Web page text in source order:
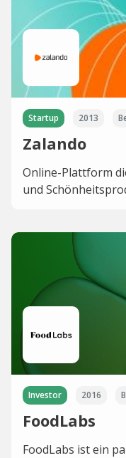
Startup 2013
Zalando
Online-Plattform
und
Investor 2016
FoodLabs
FoodLabs ist ein